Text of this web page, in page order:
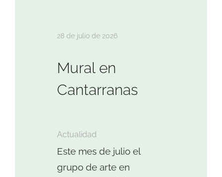
28 de julio de 2026
Mural en
Cantarranas
Actualidad
Este mes de julio el
grupo de arte en